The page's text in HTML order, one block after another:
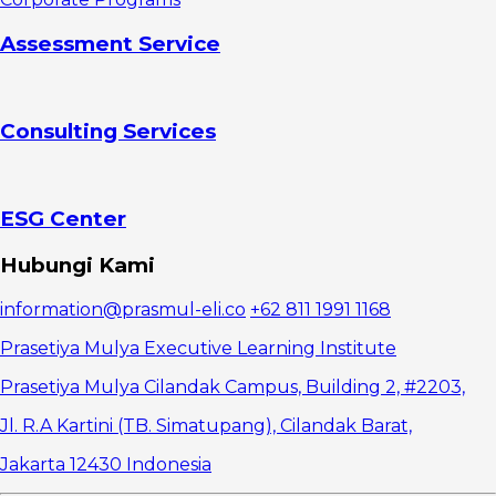
Assessment Service
Consulting Services
ESG Center
Hubungi Kami
information@prasmul-eli.co +62 811 1991 1168
Prasetiya Mulya Executive Learning Institute
Prasetiya Mulya Cilandak Campus, Building 2, #2203,
Jl. R.A Kartini (TB. Simatupang), Cilandak Barat,
Jakarta 12430 Indonesia